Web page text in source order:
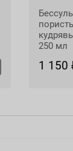
250 мл
1 150